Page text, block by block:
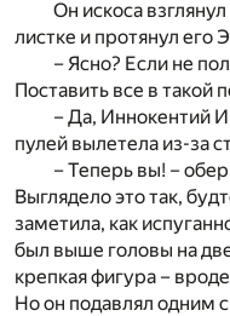
Он искоса
листке и протянул его
– Ясно? Если не
Поставить все в такой
– Да, Иннокентий
пулей вылетела из-за
– Теперь вы! –
Выглядело это так,
заметила, как
был выше головы на
крепкая фигура –
Но он подавлял одним